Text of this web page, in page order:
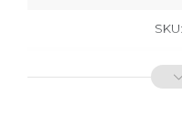
SKU:
Producent / Osoby
odpowiedzialne za